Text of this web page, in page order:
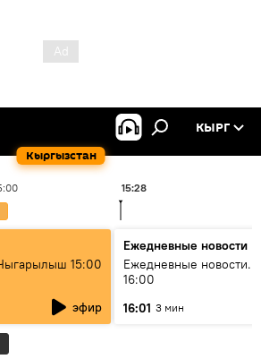
Кыргызстан
КЫРГ
15:28
15:00
эфир
Ежедневные новости
Ежедневные новости.
16:00
16:01 3 мин